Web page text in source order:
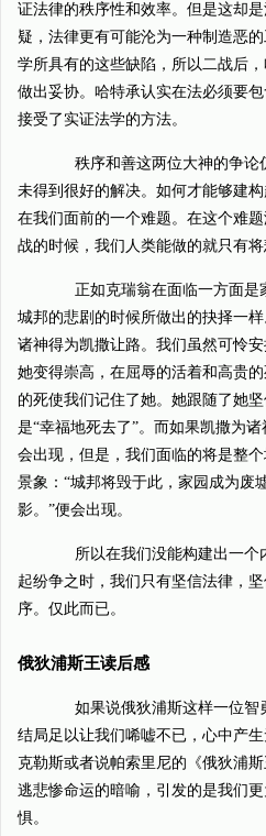
证法律的秩序性和效率。但是这却
疑，法律更有可能沦为一种制造恶
学所具有的这些缺陷，所以二战后
做出妥协。哈特承认实在法必须要
接受了实证法学的方法。
秩序和善这两位大神的争论
未得到很好的解决。如何才能够建
在我们面前的一个难题。在这个难
战的时候，我们人类能做的就只有将
正如克瑞翁在面临一方面是
城邦的悲剧的时候所做出的抉择一
诸神得为凯撒让路。我们虽然可怜
她变得崇高，在屈辱的活着和高贵
的死使我们记住了她。她跟随了她
是“幸福地死去了”。而如果凯撒为
会出现，但是，我们面临的将是整
景象：“城邦将毁于此，家园成为废
影。”便会出现。
所以在我们没能构建出一个
起纷争之时，我们只有坚信法律，
序。仅此而已。
俄狄浦斯王读后感
如果说俄狄浦斯这样一位智
结局足以让我们唏嘘不已，心中产
克勒斯或者说帕索里尼的《俄狄浦
逃悲惨命运的暗喻，引发的是我们
惧。